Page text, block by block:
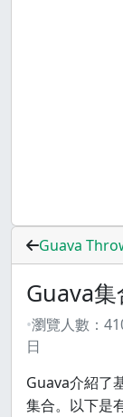
Guava
Guava集
瀏覽人數：
日
Guava介紹了
集合。以下是